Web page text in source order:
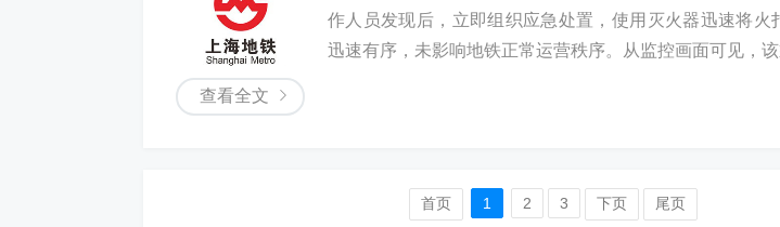
作人员发现后，立即组织应急处置，使用灭火器迅速将火
迅速有序，未影响地铁正常运营秩序。从监控画面可见，
查看全文
首页️ 1 2 3 下页 尾页